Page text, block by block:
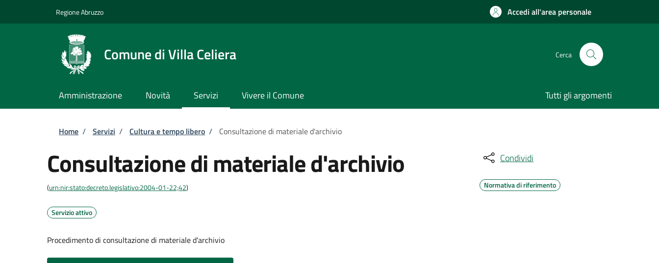
Regione Abruzzo Accedi all'area personale
Comune di Villa Celiera Cerca
Amministrazione Novità Servizi Vivere il Comune Tutti gli argomenti
Briciole di pane
Home / Servizi / Cultura e tempo libero / Consultazione di materiale d'archivio
Consultazione di materiale d'archivio
(urn:nir:stato:decreto.legislativo:2004-01-22;42)
Servizio attivo
Procedimento di consultazione di materiale d'archivio
Condividi
Normativa di riferimento